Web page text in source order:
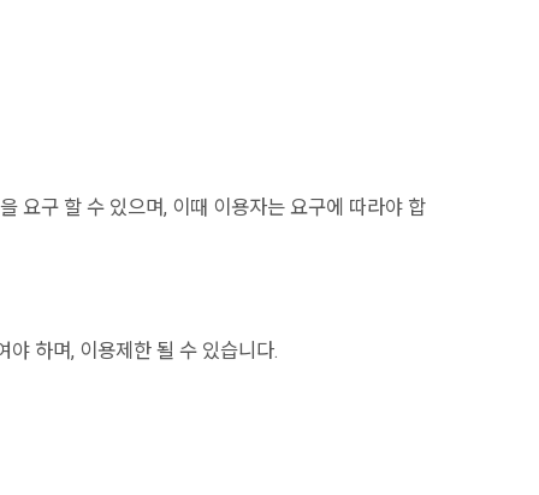
요구 할 수 있으며, 이때 이용자는 요구에 따라야 합
하며, 이용제한 될 수 있습니다.